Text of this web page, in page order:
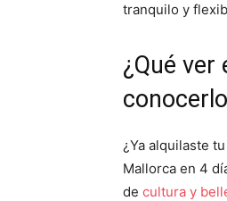
tranquilo y
¿Qué ver
¿Ya alquilaste
Mallorca en 4
de cultura y